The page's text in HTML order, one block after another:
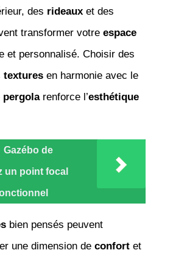
des rideauxet des
transformer votre espace
et personnalisé. Choisir des
texturesen harmonie avec le
pergolarenforce l’esthétique
Gazébo de
un point focal
bien pensés peuvent
une dimension de confortet